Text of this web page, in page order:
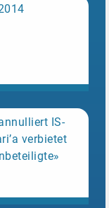
IS-
verbietet